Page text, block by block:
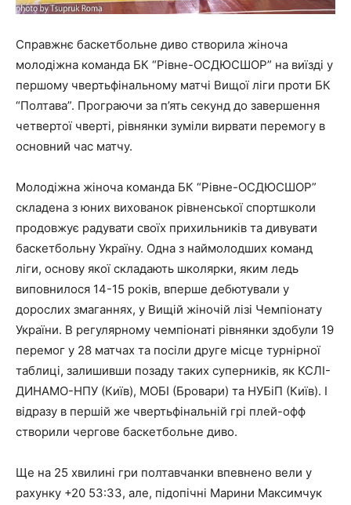
Справжнє баскетбольне диво створила жіноча
молодіжна команда БК “Рівне-ОСДЮСШОР” на виїзді у
першому чвертьфінальному матчі Вищої ліги проти БК
“Полтава”. Програючи за п’ять секунд до завершення
четвертої чверті, рівнянки зуміли вирвати перемогу в
основний час матчу.
Молодіжна жіноча команда БК “Рівне-ОСДЮСШОР”
складена з юних вихованок рівненської спортшколи
продовжує радувати своїх прихильників та дивувати
баскетбольну Україну. Одна з наймолодших команд
ліги, основу якої складають школярки, яким ледь
виповнилося 14-15 років, вперше дебютували у
дорослих змаганнях, у Вищій жіночій лізі Чемпіонату
України. В регулярному чемпіонаті рівнянки здобули 19
перемог у 28 матчах та посіли друге місце турнірної
таблиці, залишивши позаду таких суперників, як КСЛІ-
ДИНАМО-НПУ (Київ), МОБІ (Бровари) та НУБіП (Київ). І
відразу в першій же чвертьфінальній грі плей-офф
створили чергове баскетбольне диво.
Ще на 25 хвилині гри полтавчанки впевнено вели у
рахунку +20 53:33, але, підопічні Марини Максимчук